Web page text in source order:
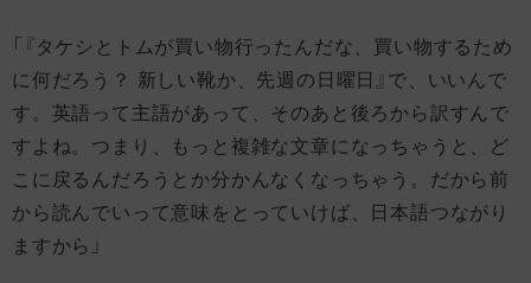
「『タケシとトムが買い物行ったんだな、買い物するため
に何だろう？ 新しい靴か、先週の日曜日』で、いいんで
す。英語って主語があって、そのあと後ろから訳すんで
すよね。つまり、もっと複雑な文章になっちゃうと、ど
こに戻るんだろうとか分かんなくなっちゃう。だから前
から読んでいって意味をとっていけば、日本語つながり
ますから」